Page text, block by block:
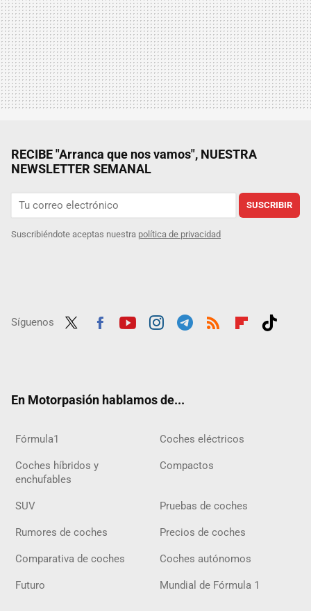
RECIBE "Arranca que nos vamos", NUESTRA
NEWSLETTER SEMANAL
SUSCRIBIR
Suscribiéndote aceptas nuestra política de privacidad
Síguenos
En Motorpasión hablamos de...
Fórmula1 Coches eléctricos
Coches híbridos y
enchufables
Compactos
SUV Pruebas de coches
Rumores de coches Precios de coches
Comparativa de coches Coches autónomos
Futuro Mundial de Fórmula 1